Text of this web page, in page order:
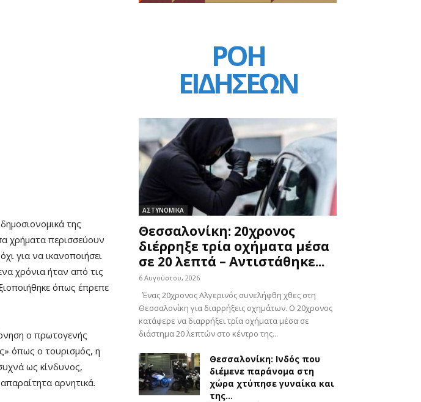
της
χρήματα περισσεύουν
για να ικανοποιήσει
χρόνια ήταν από τις
όπως έπρεπε
ο πρωτογενής
όπως ο τουρισμός, η
ως κίνδυνος,
αρνητικά.
ΡΟΗ
ΕΙΔΗΣΕΩΝ
ΑΣΤΥΝΟΜΙΚΑ
Θεσσαλονίκη: 20χρονος
διέρρηξε τρία οχήματα μέσα
σε 20 λεπτά – Αντιστάθηκε...
6 Αυγούστου, 2026
Ένας 20χρονος Αλγερινός συνελήφθη χθες στη
Θεσσαλονίκη για διαρρήξεις οχημάτων. Ο 20χρονος
κατάφερε να διαρρήξει τρία οχήματα μέσα σε
διάστημα 20 λεπτών στο κέντρο της...
Θεσσαλονίκη: Ινδός που
διέμενε παράνομα στη
χώρα χτύπησε γυναίκα και
της...